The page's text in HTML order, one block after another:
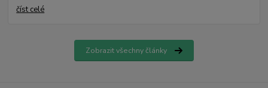
číst celé
Zobrazit všechny články